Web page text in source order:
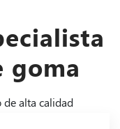
goma
alta calidad